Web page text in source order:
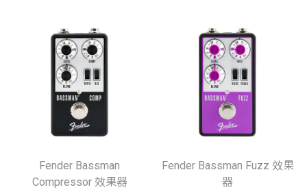
Fender Bassman
Compressor 效果器
Fender Bassman Fuzz 效果
器